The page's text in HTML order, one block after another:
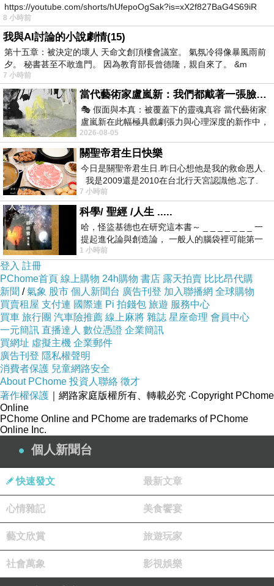
https://youtube.com/shorts/hUfepoOgSak?is=xX2f827BaG4S69iR
https
8 小時前
我與AI討論的小說劇情(15)
第十五章：被決定的壞人 天命文創頂樓會議室。 氣氛冷得像暴風雨前
夕。 秘書甚至不敢進門。 因為教育部長曾德隆，親自來了。 &m
7 小時前
當代藝術家盧嵐新：我們都戴著一張臉，可真正的自己，總藏在那些被塗抹、被覆蓋的痕跡裡
🎭 假面與本真：被覆蓋下的靈魂真容 當代藝術家
盧嵐新在此幅極具戲劇張力與心理深度的新作中，
運用質感豐富的紙材肌理、墨痕與大膽的
2026-08-05
關聖帝君生日快樂
今日是關聖帝君生日.昨日心想他是我的救命恩人.
我是2009還是2010在台北行天宮認識他.忘了.
一個奇摩交友的網友學
7 小時前
科學/ 聖經 /人生 .....
哈，怪盜基德也在研究這本書～ _ _ _ _ _ _ _ 一
提起進化論與創造論， 一般人的腦袋裡可能第一
時間就有「 進化論很科
1 小時前
登入 註冊
PChome首頁 線上購物 24h購物 書店 露天拍賣 比比昂代購
新聞 /氣象 股市 個人新聞台 廣告刊登 加入聯播網 全球購物
買賣租屋 支付連 國際連 Pi 拍錢包 旅遊 服務中心
買車 旅行團 汽車險推薦 線上麻將 雜誌 星座命理 會員中心
一元簡訊 直播達人 數位憑證 企業簡訊
買網址 虛擬主機 企業郵件
廣告刊登 隱私權聲明
消費者保護 兒童網路安全
About PChome 投資人聯絡 徵才
著作權保護 ｜網路家庭版權所有、轉載必究 ‧Copyright PChome
Online
PChome Online and PChome are trademarks of PChome
Online Inc.
個人新聞台
快速發文 最新文章
心情雜記 美食饗宴
藝文欣賞 旅遊玩家
社會萬象 影視娛樂